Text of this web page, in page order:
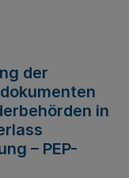
der
in
– PEP-